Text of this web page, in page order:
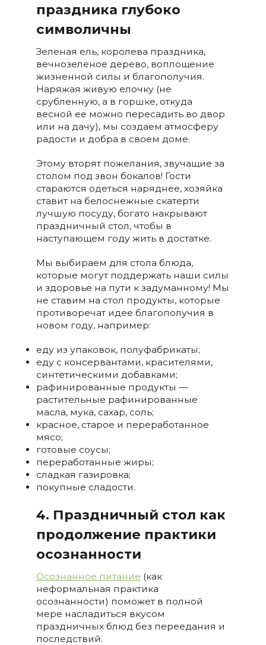
праздника глубоко
символичны
Зеленая ель, королева праздника,
вечнозеленое дерево, воплощение
жизненной силы и благополучия.
Наряжая живую елочку (не
срубленную, а в горшке, откуда
весной ее можно пересадить во двор
или на дачу), мы создаем атмосферу
радости и добра в своем доме.
Этому вторят пожелания, звучащие за
столом под звон бокалов! Гости
стараются одеться наряднее, хозяйка
ставит на белоснежные скатерти
лучшую посуду, богато накрывают
праздничный стол, чтобы в
наступающем году жить в достатке.
Мы выбираем для стола блюда,
которые могут поддержать наши силы
и здоровье на пути к задуманному! Мы
не ставим на стол продукты, которые
противоречат идее благополучия в
новом году, например:
еду из упаковок, полуфабрикаты;
еду с консервантами, красителями,
синтетическими добавками;
рафинированные продукты —
растительные рафинированные
масла, мука, сахар, соль;
красное, старое и переработанное
мясо;
готовые соусы;
переработанные жиры;
сладкая газировка;
покупные сладости.
4. Праздничный стол как
продолжение практики
осознанности
Осознанное питание (как
неформальная практика
осознанности) поможет в полной
мере насладиться вкусом
праздничных блюд без переедания и
последствий.